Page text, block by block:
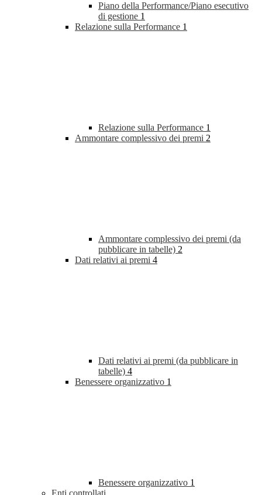
Piano della Performance/Piano esecutivo
di gestione 1
Relazione sulla Performance 1
Relazione sulla Performance 1
Ammontare complessivo dei premi 2
Ammontare complessivo dei premi (da
pubblicare in tabelle) 2
Dati relativi ai premi 4
Dati relativi ai premi (da pubblicare in
tabelle) 4
Benessere organizzativo 1
Benessere organizzativo 1